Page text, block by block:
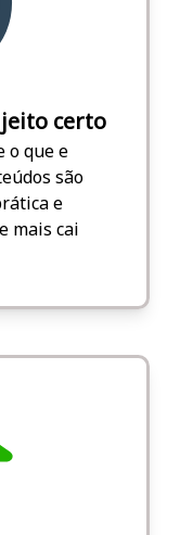
certo
o que e
são
e
mais cai